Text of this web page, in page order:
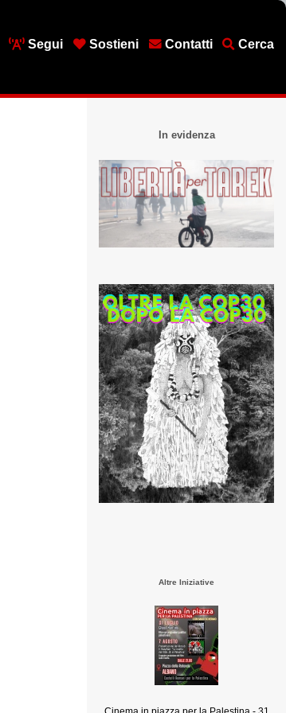
Segui Sostieni Contatti Cerca
In evidenza
Altre Iniziative